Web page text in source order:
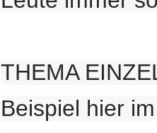
THEMA
Beispiel hier